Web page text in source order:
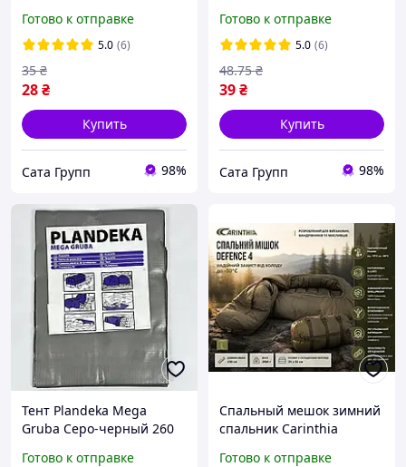
Готово к отправке
5.0 (6)
28₴
35 ₴
Купить
Сата Групп 98%
Готово к отправке
5.0 (6)
39₴
48.75 ₴
Купить
Сата Групп 98%
Тент Plandeka Mega
Gruba Серо-черный 260
Готово к отправке
Спальный мешок зимний
спальник Carinthia
Готово к отправке